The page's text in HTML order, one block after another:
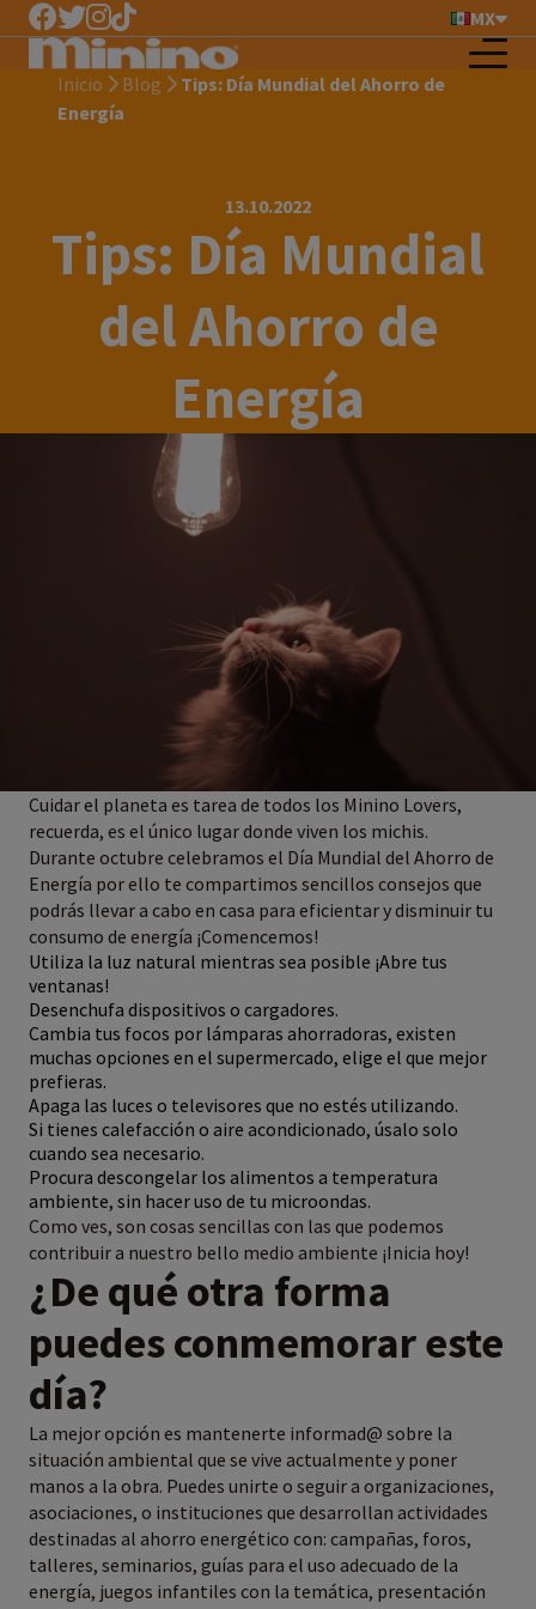
MX
Inicio Blog
Tips: Día Mundial del Ahorro de
Energía
13.10.2022
Tips: Día Mundial
del Ahorro de
Energía
Cuidar el planeta es tarea de todos los Minino Lovers,
recuerda, es el único lugar donde viven los michis.
Durante octubre celebramos el Día Mundial del Ahorro de
Energía por ello te compartimos sencillos consejos que
podrás llevar a cabo en casa para eficientar y disminuir tu
consumo de energía ¡Comencemos!
Utiliza la luz natural mientras sea posible ¡Abre tus
ventanas!
Desenchufa dispositivos o cargadores.
Cambia tus focos por lámparas ahorradoras, existen
muchas opciones en el supermercado, elige el que mejor
prefieras.
Apaga las luces o televisores que no estés utilizando.
Si tienes calefacción o aire acondicionado, úsalo solo
cuando sea necesario.
Procura descongelar los alimentos a temperatura
ambiente, sin hacer uso de tu microondas.
Como ves, son cosas sencillas con las que podemos
contribuir a nuestro bello medio ambiente ¡Inicia hoy!
¿De qué otra forma
puedes conmemorar este
día?
La mejor opción es mantenerte informad@ sobre la
situación ambiental que se vive actualmente y poner
manos a la obra. Puedes unirte o seguir a organizaciones,
asociaciones, o instituciones que desarrollan actividades
destinadas al ahorro energético con: campañas, foros,
talleres, seminarios, guías para el uso adecuado de la
energía, juegos infantiles con la temática, presentación